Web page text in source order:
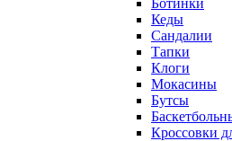
Ботинки
Кеды
Сандалии
Тапки
Клоги
Мокасины
Бутсы
Кроссовки